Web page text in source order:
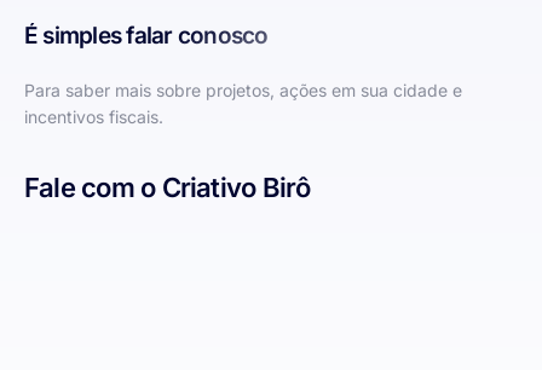
É simples falar conosco
Para saber mais sobre projetos, ações em sua cidade e
incentivos fiscais.
Fale com o Criativo Birô